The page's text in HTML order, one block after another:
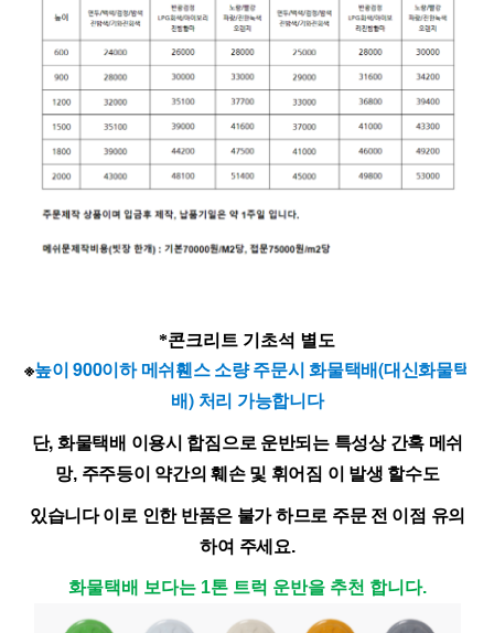
*콘크리트 기초석 별도
※높이 900이하 메쉬휀스 소량 주문시 화물택배(대신화물택
배) 처리 가능합니다
단, 화물택배 이용시 합짐으로 운반되는 특성상 간혹 메쉬
망, 주주등이 약간의 훼손 및 휘어짐 이 발생 할수도
있습니다이로 인한 반품은 불가 하므로 주문 전 이점 유의
하여 주세요.
화물택배 보다는 1톤 트럭 운반을 추천 합니다.